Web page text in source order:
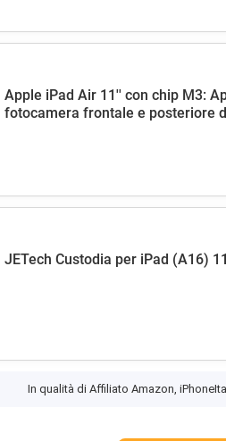
Apple iPad Air 11'' con chip M3:
fotocamera frontale e posteriore
JETech Custodia per iPad (A16)
In qualità di Affiliato Amazon,